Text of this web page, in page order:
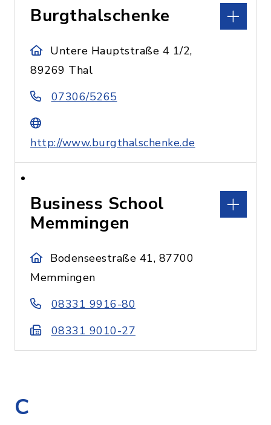
Burgthalschenke
Untere Hauptstraße 4 1/2,
89269 Thal
07306/5265
http://www.burgthalschenke.de
Business School
Memmingen
Bodenseestraße 41, 87700
Memmingen
08331 9916-80
08331 9010-27
C